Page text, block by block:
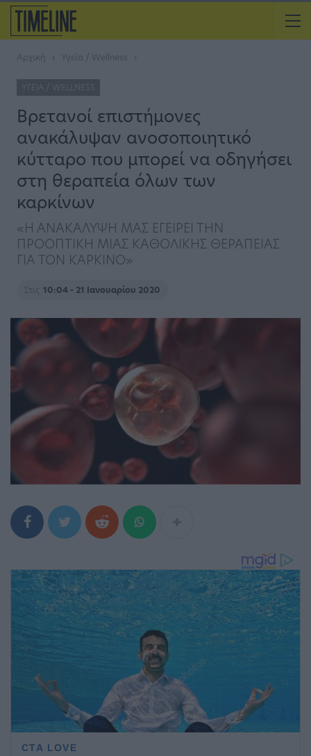
Αρχική Υγεία / Wellness
ΥΓΕΊΑ / WELLNESS
Βρετανοί επιστήμονες
ανακάλυψαν ανοσοποιητικό
κύτταρο που μπορεί να οδηγήσει
στη θεραπεία όλων των
καρκίνων
«Η ΑΝΑΚΑΛΥΨΗ ΜΑΣ ΕΓΕΙΡΕΙ ΤΗΝ
ΠΡΟΟΠΤΙΚΗ ΜΙΑΣ ΚΑΘΟΛΙΚΗΣ ΘΕΡΑΠΕΙΑΣ
ΓΙΑ ΤΟΝ ΚΑΡΚΙΝΟ»
Στις 10:04 - 21 Ιανουαρίου 2020